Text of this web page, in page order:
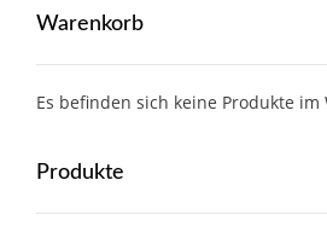
Warenkorb
Es befinden sich keine Produkte im
Produkte